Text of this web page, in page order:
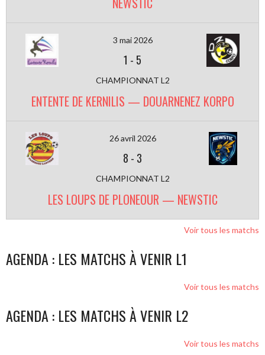
3 mai 2026
1 - 5
CHAMPIONNAT L2
ENTENTE DE KERNILIS — DOUARNENEZ KORPO
26 avril 2026
8 - 3
CHAMPIONNAT L2
LES LOUPS DE PLONEOUR — NEWSTIC
Voir tous les matchs
AGENDA : LES MATCHS À VENIR L1
Voir tous les matchs
AGENDA : LES MATCHS À VENIR L2
Voir tous les matchs